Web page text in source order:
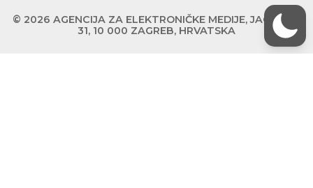
© 2026 AGENCIJA ZA ELEKTRONIČKE MEDIJE, JAGIĆEVA
31, 10 000 ZAGREB, HRVATSKA